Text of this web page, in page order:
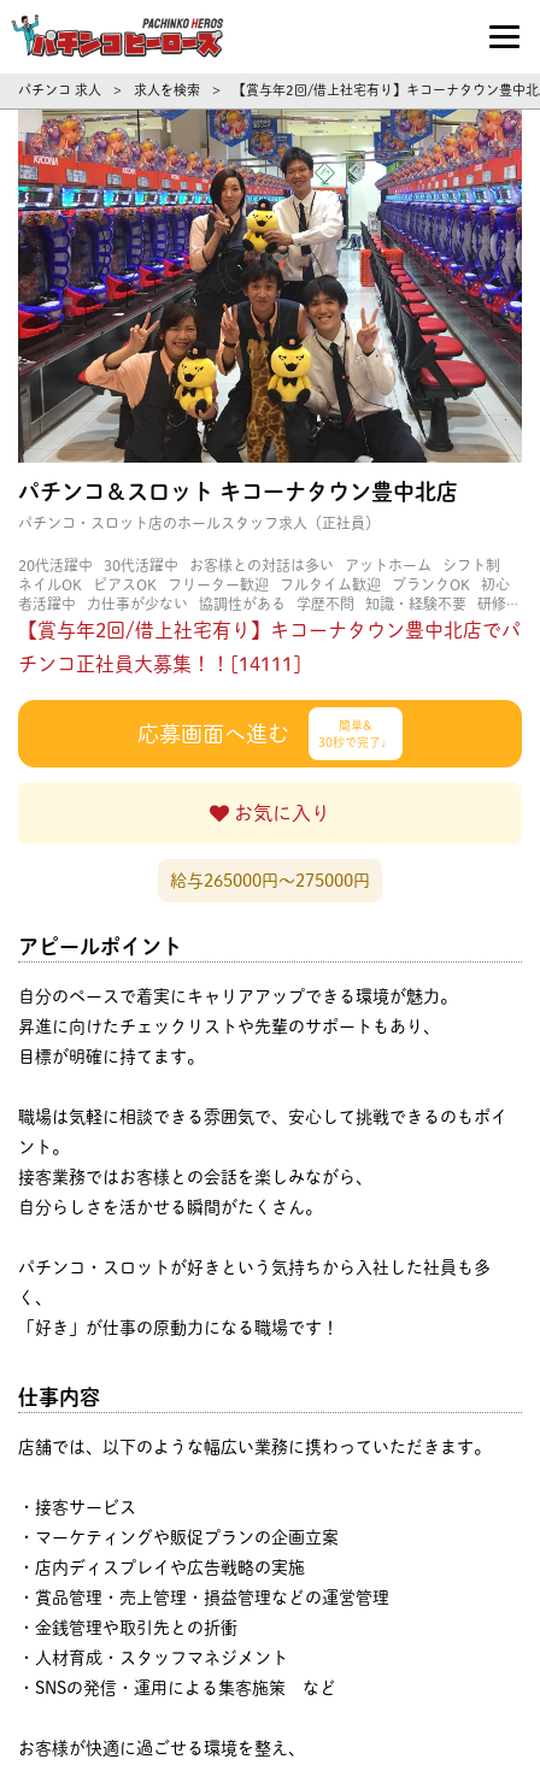
パチンコ求人・転職ならパチンコヒーロ
パチンコ 求人 > 求人を検索 > 【賞与年2回/借上社宅有り】キコーナタウン豊
パチンコ＆スロット キコーナタウン豊中北店
パチンコ・スロット店のホールスタッフ求人（正社員）
20代活躍中 30代活躍中 お客様との対話は多い アットホーム
シフト制
ネイルOK
ピアスOK フリーター歓迎 フルタイム歓迎 ブランクOK
初心
者活躍中
力仕事が少ない 協調性がある 学歴不問 知識・経験不要
研修あ
り
立ち仕事 経験者・有資格者歓迎 茶髪OK 賑やかな職場
長く働ける
長期歓迎
【賞与年2回/借上社宅有り】キコーナタウン豊中北店でパ
チンコ正社員大募集！！[14111]
応募画面へ進む
簡単&
30秒で完了♩
お気に入り
給与265000円〜275000円
アピールポイント
自分のペースで着実にキャリアアップできる環境が魅力。
昇進に向けたチェックリストや先輩のサポートもあり、
目標が明確に持てます。
職場は気軽に相談できる雰囲気で、安心して挑戦できるのもポイ
ント。
接客業務ではお客様との会話を楽しみながら、
自分らしさを活かせる瞬間がたくさん。
パチンコ・スロットが好きという気持ちから入社した社員も多
く、
「好き」が仕事の原動力になる職場です！
仕事内容
店舗では、以下のような幅広い業務に携わっていただきます。
・接客サービス
・マーケティングや販促プランの企画立案
・店内ディスプレイや広告戦略の実施
・賞品管理・売上管理・損益管理などの運営管理
・金銭管理や取引先との折衝
・人材育成・スタッフマネジメント
・SNSの発信・運用による集客施策 など
お客様が快適に過ごせる環境を整え、